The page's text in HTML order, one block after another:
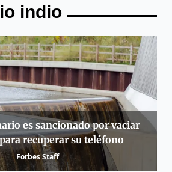
indio
es sancionado por vaciar
recuperar su teléfono
Forbes Staff